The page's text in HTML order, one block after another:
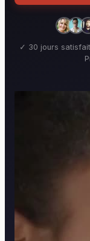
✓ 30 jours